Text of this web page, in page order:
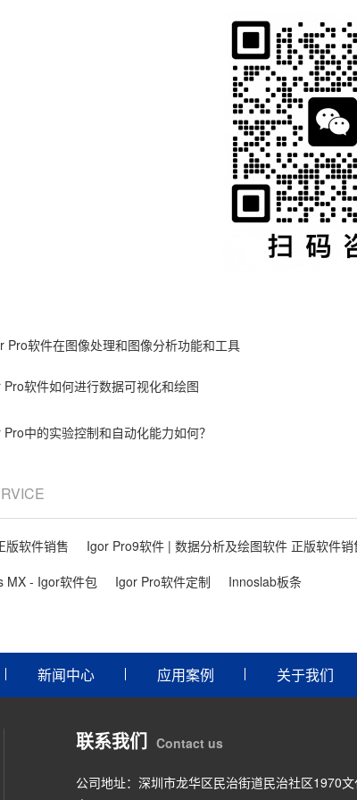
Pro软件在图像处理和图像分析功能和工具
Pro软件如何进行数据可视化和绘图
Pro中的实验控制和自动化能力如何？
版软件销售 Igor Pro9软件 | 数据分析及绘图软件 正版软件销
MX - Igor软件包
Igor Pro软件定制 Innoslab板条
新闻中心 应用案例 关于我们
联系我们 Contact us
公司地址：深圳市龙华区民治街道民治社区1970文